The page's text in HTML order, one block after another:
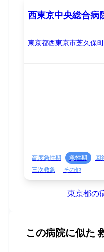
西東京中央総合病
東京都西東京市芝久保
高度急性期 急性期 回
三次救急
その他
東京都の
この病院に似た